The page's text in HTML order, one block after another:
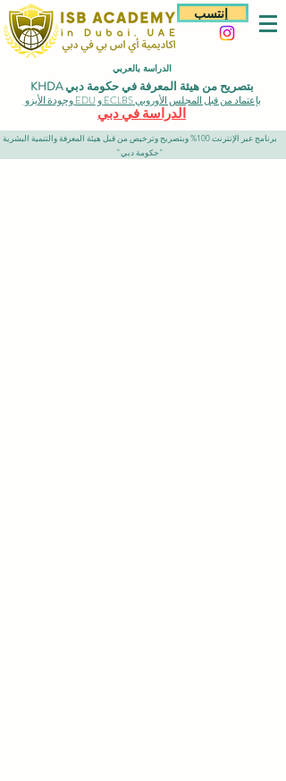
إنتسب
الدراسة بالعربي
بتصريح من هيئة المعرفة في حكومة دبي KHDA
بإعتماد من قبل المجلس الأوروبي ECLBS و EDU وجودة الأيزو
الدراسة في دبي
برنامج عبر الإنترنت 100% وبتصريح وترخيص من قبل هيئة المعرفة والتنمية البشرية
"حكومة دبي"